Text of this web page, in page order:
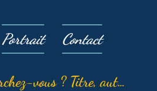
Portrait Contact